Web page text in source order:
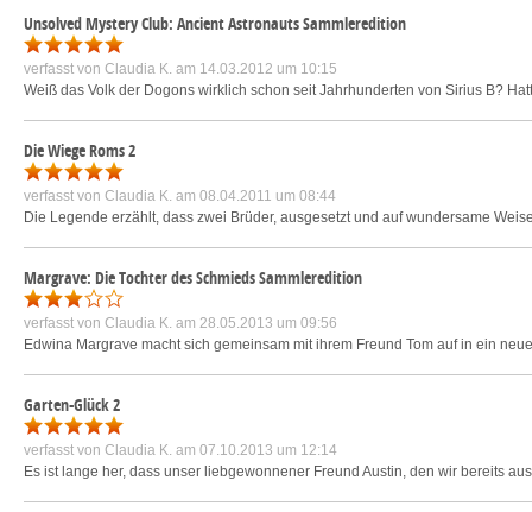
Unsolved Mystery Club: Ancient Astronauts Sammleredition
verfasst von Claudia K. am 14.03.2012 um 10:15
Weiß das Volk der Dogons wirklich schon seit Jahrhunderten von Sirius B?
Die Wiege Roms 2
verfasst von Claudia K. am 08.04.2011 um 08:44
Die Legende erzählt, dass zwei Brüder, ausgesetzt und auf wundersame
Margrave: Die Tochter des Schmieds Sammleredition
verfasst von Claudia K. am 28.05.2013 um 09:56
Edwina Margrave macht sich gemeinsam mit ihrem Freund Tom auf in ein
Garten-Glück 2
verfasst von Claudia K. am 07.10.2013 um 12:14
Es ist lange her, dass unser liebgewonnener Freund Austin, den wir bereits